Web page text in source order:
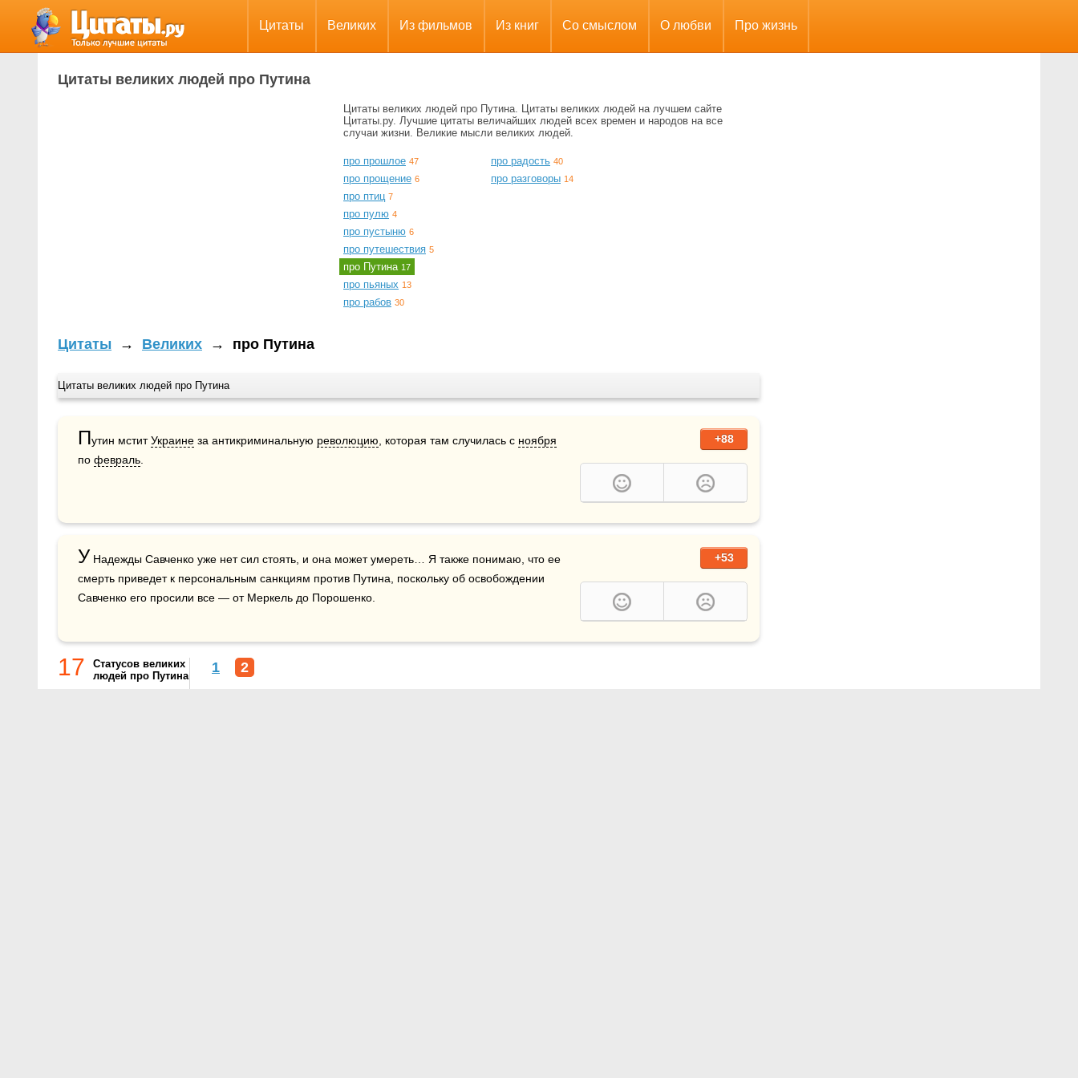
Цитаты Великих Из фильмов Из книг Со смыслом О любви Про жизнь
Цитаты великих людей про Путина
Цитаты великих людей про Путина. Цитаты великих людей на лучшем сайте
Цитаты.ру. Лучшие цитаты величайших людей всех времен и народов на все
случаи жизни. Великие мысли великих людей.
про прошлое 47
про прощение 6
про птиц 7
про пулю 4
про пустыню 6
про путешествия 5
про Путина 17
про пьяных 13
про рабов 30
про радость 40
про разговоры 14
Цитаты → Великих → про Путина
Цитаты великих людей про Путина
+88
Путин мстит Украине за антикриминальную революцию , которая там случилась с ноября
по февраль
+53
У Надежды Савченко уже нет сил стоять, и она может умереть… Я также понимаю, что ее
смерть приведет к персональным санкциям против Путина, поскольку об освобождении
Савченко его просили все — от Меркель до Порошенко.
17
Статусов великих
людей про Путина
1 2